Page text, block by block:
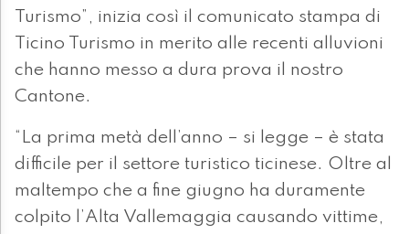
Turismo”, inizia così il comunicato stampa di
Ticino Turismo in merito alle recenti alluvioni
che hanno messo a dura prova il nostro
Cantone.
“La prima metà dell’anno – si legge – è stata
difficile per il settore turistico ticinese. Oltre al
maltempo che a fine giugno ha duramente
colpito l’Alta Vallemaggia causando vittime,